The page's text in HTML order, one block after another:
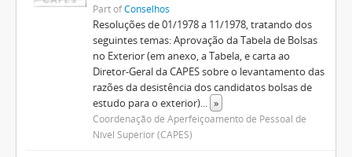
Part ofConselhos
Resoluções de 01/1978 a 11/1978, tratando dos
seguintes temas: Aprovação da Tabela de Bolsas
no Exterior (em anexo, a Tabela, e carta ao
Diretor-Geral da CAPES sobre o levantamento das
razões da desistência dos candidatos bolsas de
estudo para o exterior)... »
Coordenação de Aperfeiçoamento de Pessoal de
Nível Superior (CAPES)